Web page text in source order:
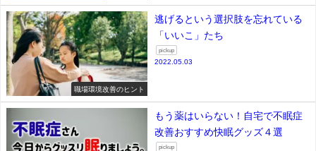
職場環境改善のヒント
逃げるという選択肢を忘れている
「いいこ」たち
pickup
2022.05.03
もう薬はいらない！自宅で不眠症
改善おすすめ快眠グッズ４選
pickup